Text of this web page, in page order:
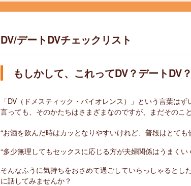
DV/デートDVチェックリスト
もしかして、これってDV？デートDV？
「DV（ドメスティック・バイオレンス）」という言葉は
言っても、そのかたちはさまざまなのですが、まだそのこ
“お酒を飲んだ時はカッとなりやすいけれど、普段はとて
“多少無理してもセックスに応じる方が夫婦関係はうまく
そんなふうに気持ちをおさめて過ごしていらっしゃると
に話してみませんか？